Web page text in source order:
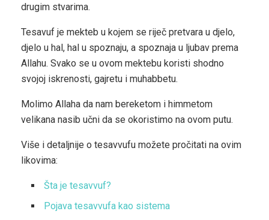
drugim stvarima.
Tesavuf je mekteb u kojem se riječ pretvara u djelo,
djelo u hal, hal u spoznaju, a spoznaja u ljubav prema
Allahu. Svako se u ovom mektebu koristi shodno
svojoj iskrenosti, gajretu i muhabbetu.
Molimo Allaha da nam bereketom i himmetom
velikana nasib učni da se okoristimo na ovom putu.
Više i detaljnije o tesavvufu možete pročitati na ovim
likovima:
Šta je tesavvuf?
Pojava tesavvufa kao sistema